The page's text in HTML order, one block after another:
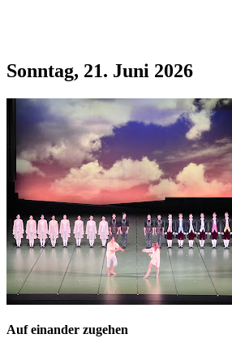
Sonntag, 21. Juni 2026
Auf einander zugehen